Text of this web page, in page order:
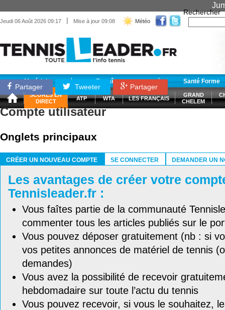
Jeudi 06 Août 2026 09:17 | Mise à jour 09:08 Météo
Rechercher
Matériel Entraînement Santé Forme
SCORES EN
DIRECT
ATP WTA LES FRANÇAIS
GRAND
CHELEM
Partager Tweeter Partager
Compte utilisateur
Onglets principaux
CRÉER UN NOUVEAU COMPTE
SE CONNECTER DEMANDER UN
Les avantages de créer votre
Tennisleader.fr :
Vous faîtes partie de la communauté
commenter tous les articles publiés sur le
Vous pouvez déposer gratuitement (nb : si
vos petites annonces de matériel de tennis
demandes)
Vous avez la possibilité de recevoir
hebdomadaire sur toute l’actu du tennis
Vous pouvez recevoir, si vous le souhaitez,